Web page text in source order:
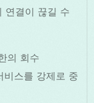
연결이 끊길 수
의 회수
스를 강제로 중